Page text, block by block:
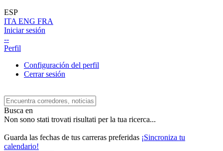
ESP
ITA ENG FRA
Iniciar sesión
--
Perfil
Configuración del perfil
Cerrar sesión
Busca en
Non sono stati trovati risultati per la tua ricerca...
Guarda las fechas de tus carreras preferidas ¡Sincroniza tu
calendario!